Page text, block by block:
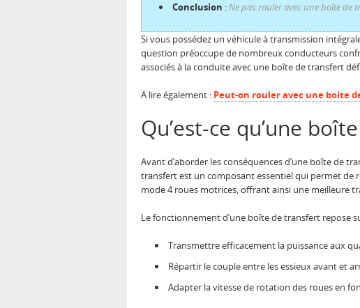
Conclusion :Ne pas rouler avec une boîte de
Si vous possédez un véhicule à transmission
question préoccupe de nombreux conducteurs
associés à la conduite avec une boîte de transfert
A lire également : Peut-on rouler avec une boite
Qu’est-ce qu’une
Avant d’aborder les conséquences d’une boîte de
transfert est un composant essentiel qui permet de
mode 4 roues motrices, offrant ainsi une meilleure
Le fonctionnement d’une boîte de transfert repose
Transmettre efficacement la puissance aux
Répartir le couple entre les essieux avant et
Adapter la vitesse de rotation des roues en